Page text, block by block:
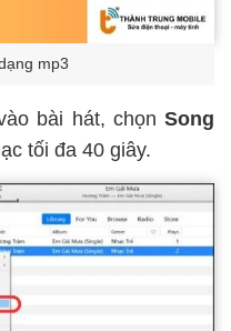
mp3
bài hát, chọnSong
tối đa 40 giây.